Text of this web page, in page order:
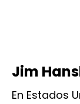
Jim
En Estados